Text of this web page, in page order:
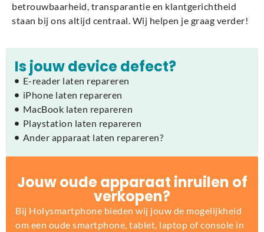
betrouwbaarheid, transparantie en klantgerichtheid
staan bij ons altijd centraal. Wij helpen je graag verder!
Is jouw device defect?
E-reader laten repareren
iPhone laten repareren
MacBook laten repareren
Playstation laten repareren
Ander apparaat laten repareren?
Jouw oude apparaat inruilen of
verkopen?
Bij Holysmartphone bieden wij jouw de mogelijkheid
om een oude smartphone, tablet, laptop of console in